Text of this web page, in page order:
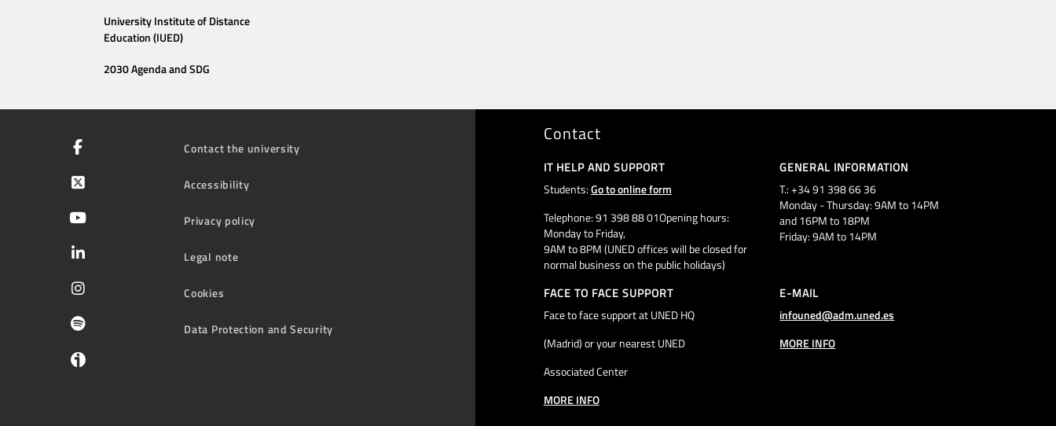
University Institute of Distance
Education (IUED)
2030 Agenda and SDG
Contact the university
Accessibility
Privacy policy
Legal note
Cookies
Data Protection and Security
Contact
IT HELP AND SUPPORT
Students:Go to online form
Telephone: 91 398 88 01Opening hours:
Monday to Friday,
9AM to 8PM (UNED offices will be closed for
normal business on the public holidays)
GENERAL INFORMATION
T.: +34 91 398 66 36
Monday - Thursday: 9AM to 14PM
and 16PM to 18PM
Friday: 9AM to 14PM
FACE TO FACE SUPPORT
Face to face support at UNED HQ
(Madrid) or your nearest UNED
Associated Center
MORE INFO
E-MAIL
infouned@adm.uned.es
MORE INFO